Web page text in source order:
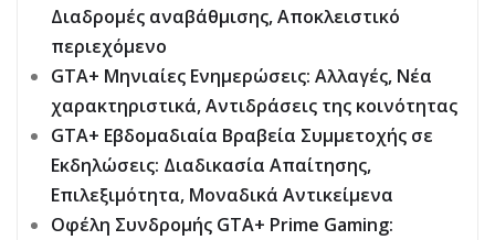
Διαδρομές αναβάθμισης, Αποκλειστικό
περιεχόμενο
GTA+ Μηνιαίες Ενημερώσεις: Αλλαγές, Νέα
χαρακτηριστικά, Αντιδράσεις της κοινότητας
GTA+ Εβδομαδιαία Βραβεία Συμμετοχής σε
Εκδηλώσεις: Διαδικασία Απαίτησης,
Επιλεξιμότητα, Μοναδικά Αντικείμενα
Οφέλη Συνδρομής GTA+ Prime Gaming: